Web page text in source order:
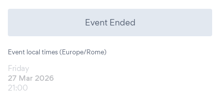
Event Ended
Event local times (Europe/Rome)
Friday
27 Mar 2026
21:00